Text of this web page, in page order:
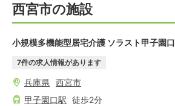
西宮市の施設
小規模多機能型居宅介護 ソラスト甲子園口
7件の求人情報があります
兵庫県
西宮市
甲子園口駅 徒歩2分